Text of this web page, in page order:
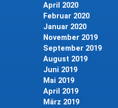
April 2020
Februar 2020
Januar 2020
November 2019
September 2019
August 2019
Juni 2019
Mai 2019
April 2019
März 2019